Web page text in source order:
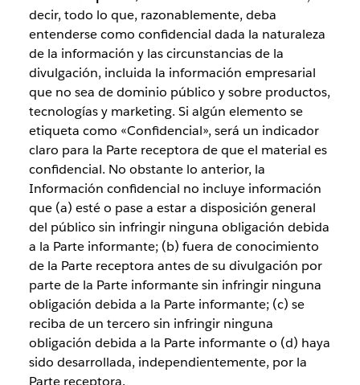
decir, todo lo que, razonablemente, deba
entenderse como confidencial dada la naturaleza
de la información y las circunstancias de la
divulgación, incluida la información empresarial
que no sea de dominio público y sobre productos,
tecnologías y marketing. Si algún elemento se
etiqueta como «Confidencial», será un indicador
claro para la Parte receptora de que el material es
confidencial. No obstante lo anterior, la
Información confidencial no incluye información
que (a) esté o pase a estar a disposición general
del público sin infringir ninguna obligación debida
a la Parte informante; (b) fuera de conocimiento
de la Parte receptora antes de su divulgación por
parte de la Parte informante sin infringir ninguna
obligación debida a la Parte informante; (c) se
reciba de un tercero sin infringir ninguna
obligación debida a la Parte informante o (d) haya
sido desarrollada, independientemente, por la
Parte receptora.